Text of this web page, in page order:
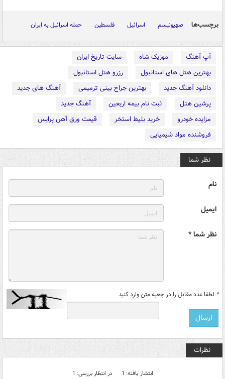
برچسب‌ها صهیونیسم اسرائیل فلسطین حمله اسرائیل به ایران
آپ آهنگ موزیک شاه
سایت تاریخ ایران
بهترین هتل های استانبول
رزرو هتل استانبول
دانلود آهنگ جدید
بهترین جراح بینی ترمیمی
آهنگ های جدید
پرشین هتل
ثبت نام بیمه اربعین
آهنگ جدید
مزایده خودرو
خرید بلیط استخر
قیمت ورق آهن پرایس
فروشنده مواد شیمیایی
نظر شما
نام
ایمیل
نظر شما *
* لطفا عدد مقابل را در جعبه متن وارد کنید
نظرات
انتشار یافته: 1 در انتظار بررسی: 1